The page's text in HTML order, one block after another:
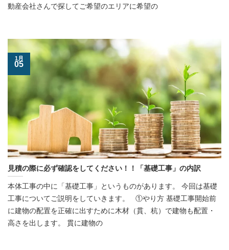
動産会社さんで探してご希望のエリアに希望の
見積の際に必ず確認をしてください！！「基礎工事」の内訳
本体工事の中に「基礎工事」というものがあります。 今回は基礎
工事についてご説明をしていきます。 ①やり方 基礎工事開始前
に建物の配置を正確に出すために木材（貫、杭）で建物も配置・
高さを出します。 貫に建物の
05
1月